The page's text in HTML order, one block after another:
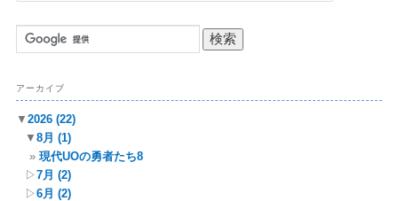
アーカイブ
▼ 2026 (22)
▼ 8月 (1)
現代UOの勇者たち8
▷7月 (2)
▷6月 (2)